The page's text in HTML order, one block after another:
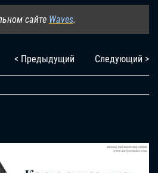
сайте Waves.
< Предыдущий Следующий >